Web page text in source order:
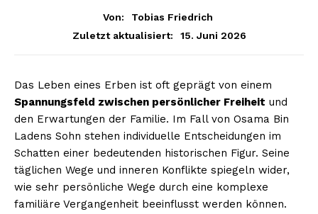
Von:
Tobias Friedrich
Zuletzt aktualisiert:
15. Juni 2026
Das Leben eines Erben ist oft geprägt von einem
Spannungsfeld zwischen persönlicher Freiheit und
den Erwartungen der Familie. Im Fall von Osama Bin
Ladens Sohn stehen individuelle Entscheidungen im
Schatten einer bedeutenden historischen Figur. Seine
täglichen Wege und inneren Konflikte spiegeln wider,
wie sehr persönliche Wege durch eine komplexe
familiäre Vergangenheit beeinflusst werden können.